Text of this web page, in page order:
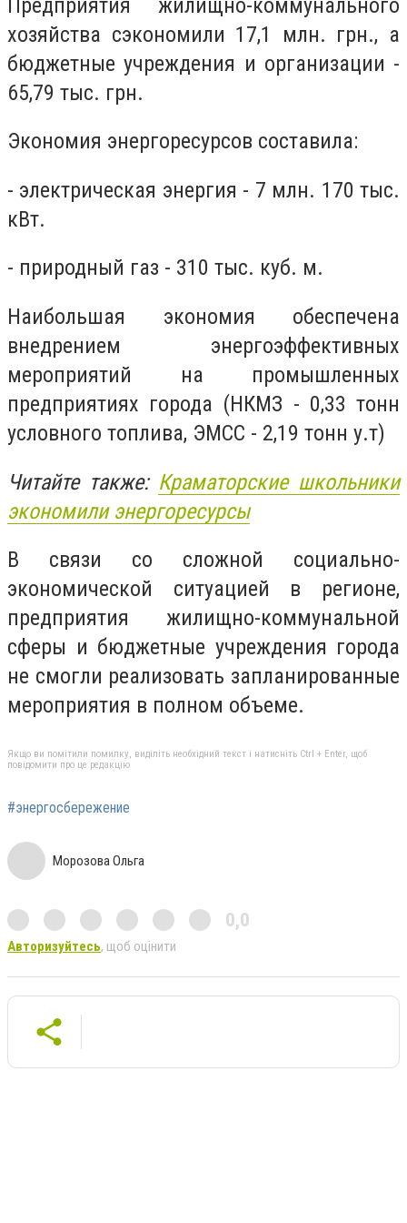
хозяйства сэкономили 17,1 млн. грн., а
бюджетные учреждения и организации -
65,79 тыс. грн.
Экономия энергоресурсов составила:
- электрическая энергия - 7 млн. 170 тыс.
кВт.
- природный газ - 310 тыс. куб. м.
Наибольшая экономия обеспечена
внедрением энергоэффективных
мероприятий на промышленных
предприятиях города (НКМЗ - 0,33 тонн
условного топлива, ЭМСС - 2,19 тонн у.т)
Читайте также: Краматорские школьники
экономили энергоресурсы
В связи со сложной социально-
экономической ситуацией в регионе,
предприятия жилищно-коммунальной
сферы и бюджетные учреждения города
не смогли реализовать запланированные
мероприятия в полном объеме.
Якщо ви помітили помилку, виділіть необхідний текст і натисніть Ctrl + Enter, щоб
повідомити про це редакцію
#энергосбережение
Морозова Ольга
0,0
Авторизуйтесь, щоб оцінити